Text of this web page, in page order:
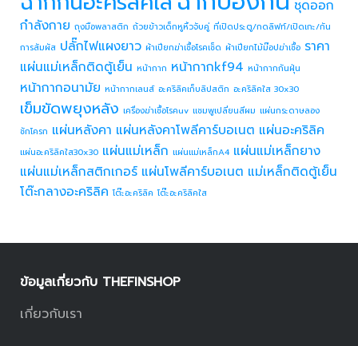
ชุดออก
กำลังกาย ถุงมือพลาสติก ถ้วยข้าวเด็กหูหิ้วจับคู่ ที่เปิดประตู/กดลิฟท์/เปิดเกะ/กัน
การสัมผัส ปลั๊กไฟแผงยาว ผ้าเปียกฆ่าเชื้อโรคเช็ด ผ้าเปียกไม้ม๊อปฆ่าเชื้อ ราคา
แผ่นแม่เหล็กติดตู้เย็น หน้ากาก หน้ากากkf94 หน้ากากกันฝุ่น
หน้ากากอนามัย หน้ากากเลนส์ อะคริลิคเก็บลิปสติก อะคริลิคใส 30x30
เข็มขัดพยุงหลัง เครื่องฆ่าเชื้อโรคuv แชมพูเปลี่ยนสีผม แผ่นกระดาษลอง
ชักโครก แผ่นหลังคา แผ่นหลังคาโพลีคาร์บอเนต แผ่นอะคริลิค
แผ่นอะคริลิคใส30x30 แผ่นแม่เหล็ก แผ่นแม่เหล็กA4 แผ่นแม่เหล็กยาง
แผ่นแม่เหล็กสติกเกอร์ แผ่นโพลีคาร์บอเนต แม่เหล็กติดตู้เย็น
โต๊ะกลางอะคริลิค โต๊ะอะคริลิค โต๊ะอะคริลิคใส
ข้อมูลเกี่ยวกับ THEFINSHOP
เกี่ยวกับเรา